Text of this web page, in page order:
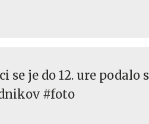
se je do 12. ure podalo
#foto